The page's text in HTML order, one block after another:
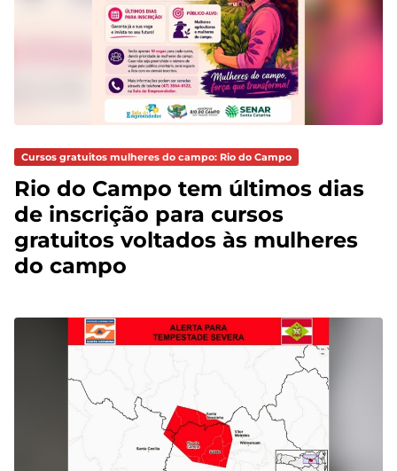
Cursos gratuitos mulheres do campo: Rio do Campo
Rio do Campo tem últimos dias
de inscrição para cursos
gratuitos voltados às mulheres
do campo